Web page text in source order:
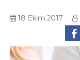
18 Ekim 2017